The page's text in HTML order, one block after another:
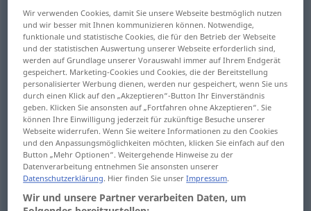
patch rags banknote, bill
driver’s license, driving licence
flap, tag, lobe, lobelet, lappet, lobe, lobule,
lobelet
lobe, lobation, lappet
gill, lappet, apron, wattle
Wir verwenden Cookies, damit Sie unsere Webseite bestmöglich nutzen
und wir besser mit Ihnen kommunizieren können. Notwendige,
funktionale und statistische Cookies, die für den Betrieb der Webseite
und der statistischen Auswertung unserer Webseite erforderlich sind,
werden auf Grundlage unserer Vorauswahl immer auf Ihrem Endgerät
gespeichert. Marketing-Cookies und Cookies, die der Bereitstellung
personalisierter Werbung dienen, werden nur gespeichert, wenn Sie uns
durch einen Klick auf den „Akzeptieren“-Button Ihr Einverständnis
geben. Klicken Sie ansonsten auf „Fortfahren ohne Akzeptieren“. Sie
können Ihre Einwilligung jederzeit für zukünftige Besuche unserer
Webseite widerrufen. Wenn Sie weitere Informationen zu den Cookies
und den Anpassungsmöglichkeiten möchten, klicken Sie einfach auf den
Button „Mehr Optionen“. Weitergehende Hinweise zu der
Datenverarbeitung entnehmen Sie ansonsten unserer
Datenschutzerklärung. Hier finden Sie unserImpressum.
Wir und unsere Partner verarbeiten Daten, um